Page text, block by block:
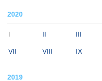
2020
I II III
VII VIII IX
2019